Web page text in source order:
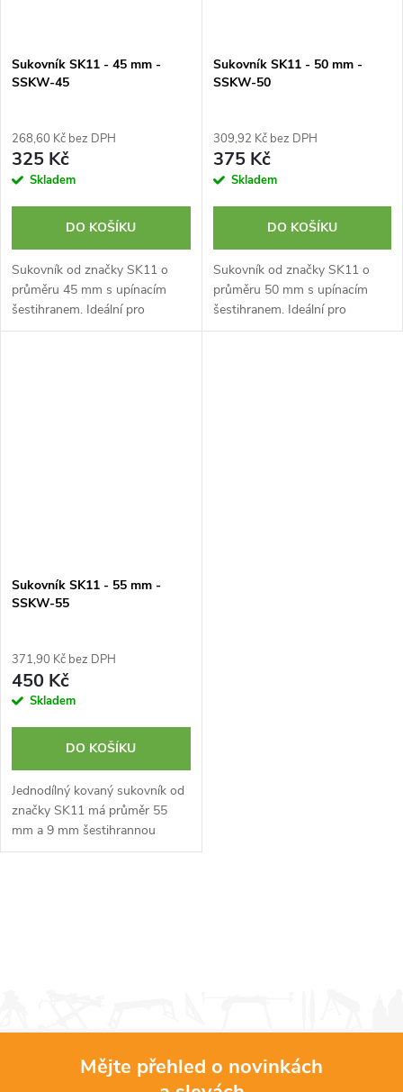
Sukovník SK11 - 45 mm -
SSKW-45
268,60 Kč bez DPH
325 Kč
Skladem
DO KOŠÍKU
Sukovník od značky SK11 o
průměru 45 mm s upínacím
šestihranem. Ideální pro
vytváření otvorů v masivním
Sukovník SK11 - 50 mm -
SSKW-50
309,92 Kč bez DPH
375 Kč
Skladem
DO KOŠÍKU
Sukovník od značky SK11 o
průměru 50 mm s upínacím
šestihranem. Ideální pro
vytváření otvorů v masivním
Sukovník SK11 - 55 mm -
SSKW-55
371,90 Kč bez DPH
450 Kč
Skladem
DO KOŠÍKU
Jednodílný kovaný sukovník od
značky SK11 má průměr 55
mm a 9 mm šestihrannou
stopku. Jeho čepel s vysokou
Mějte přehled o novinkách